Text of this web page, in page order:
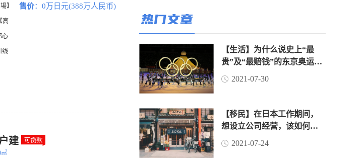
】
高
心
线
售价：0万日元(388万人民币)
建
㎡
热门文章
【生活】为什么说史上“最
贵”及“最赔钱”的东京奥运
会，是赔了“面子”赚了“里
2021-07-30
【移民】在日本工作期间，
想设立公司经营，该如何操
作？
2021-07-24